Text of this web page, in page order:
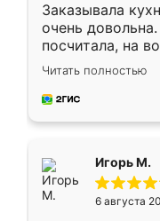
Заказывала
очень
посчитала, на
Замерщик
делу со всей
за день, ребята
Читать полностью
Игорь М.
6 августа